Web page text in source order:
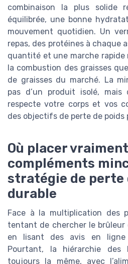
combinaison la plus solide
équilibrée, une bonne
mouvement quotidien. Un
repas, des protéines à chaque
quantité et une marche
la combustion des graisses
de graisses du marché. La
pas d’un produit isolé,
respecte votre corps et vos
des objectifs de perte de poids
Où placer
compléments
stratégie de perte
durable
Face à la multiplication des
tentant de chercher le brûleur
en lisant des avis en ligne
Pourtant, la hiérarchie des
toujours la même, avec